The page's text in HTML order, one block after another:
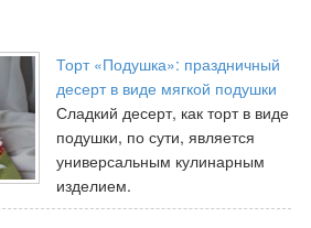
Торт «Подушка»: праздничный
десерт в виде мягкой подушки
Сладкий десерт, как торт в виде
подушки, по сути, является
универсальным кулинарным
изделием.